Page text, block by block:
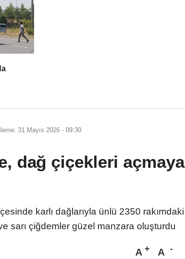
31 Mayıs 2026 - 09:30
dağ çiçekleri açmaya
karlı dağlarıyla ünlü 2350 rakımdaki
sarı çiğdemler güzel manzara oluşturdu
A A